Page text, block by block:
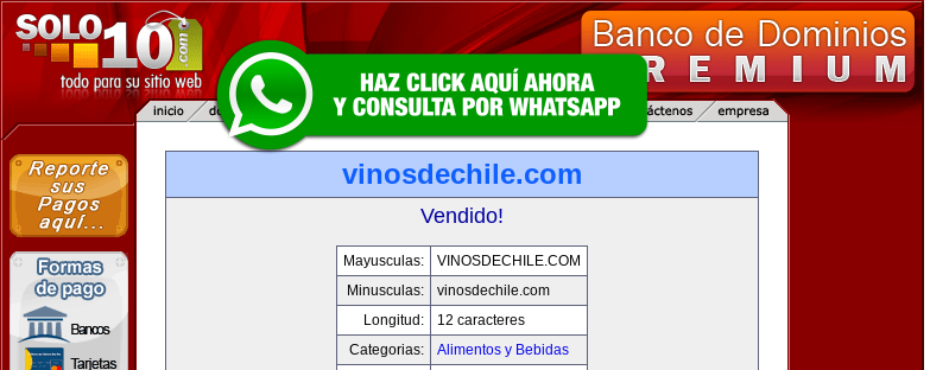
vinosdechile.com
Vendido!
Mayusculas:
VINOSDECHILE.COM
Minusculas:
vinosdechile.com
Longitud:
12 caracteres
Categorias:
Alimentos y Bebidas